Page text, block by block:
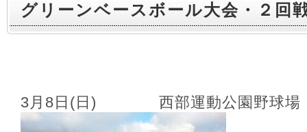
グリーンベースボール大会・２回
3月8日(日) 西部運動公園野球場